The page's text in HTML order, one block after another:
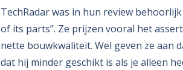
TechRadar was in hun review
of its parts”. Ze prijzen vooral het
nette bouwkwaliteit. Wel geven ze aan
dat hij minder geschikt is als je alleen